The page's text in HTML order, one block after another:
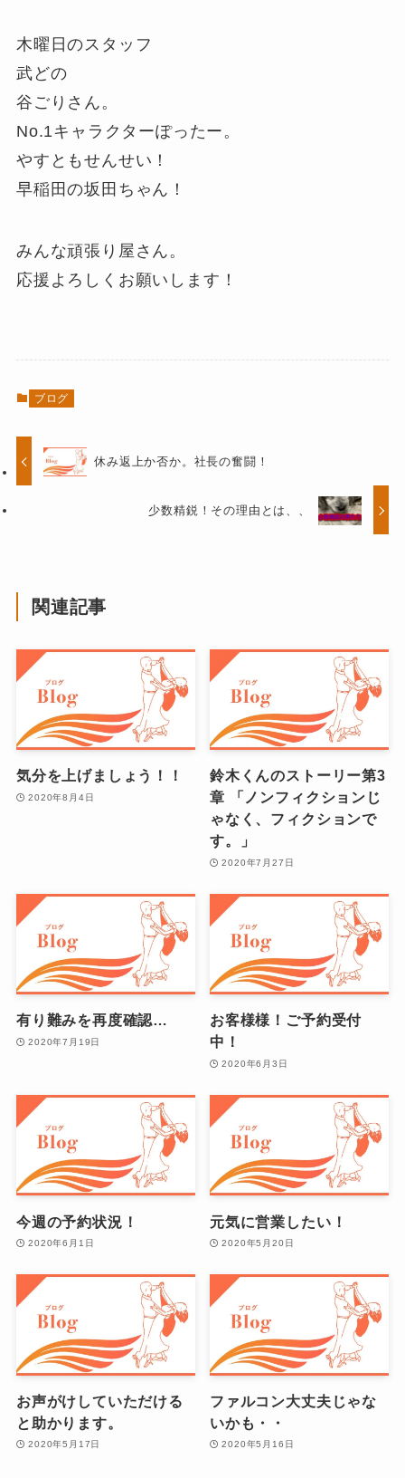
木曜日のスタッフ
武どの
谷ごりさん。
No.1キャラクターぽったー。
やすともせんせい！
早稲田の坂田ちゃん！
みんな頑張り屋さん。
応援よろしくお願いします！
ブログ
休み返上か否か。社長の奮闘！
少数精鋭！その理由とは、、
関連記事
気分を上げましょう！！
2020年8月4日
鈴木くんのストーリー第3
章 「ノンフィクションじ
ゃなく、フィクションで
す。」
2020年7月27日
有り難みを再度確認…
2020年7月19日
お客様様！ご予約受付
中！
2020年6月3日
今週の予約状況！
2020年6月1日
元気に営業したい！
2020年5月20日
お声がけしていただける
と助かります。
2020年5月17日
ファルコン大丈夫じゃな
いかも・・
2020年5月16日